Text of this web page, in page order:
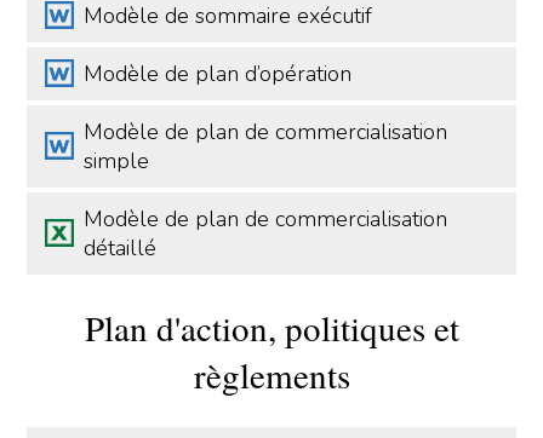
Modèle de sommaire exécutif
Modèle de plan d’opération
Modèle de plan de commercialisation
simple
Modèle de plan de commercialisation
détaillé
Plan d'action, politiques et
règlements